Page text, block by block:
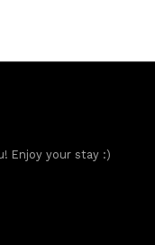
Enjoy your stay :)